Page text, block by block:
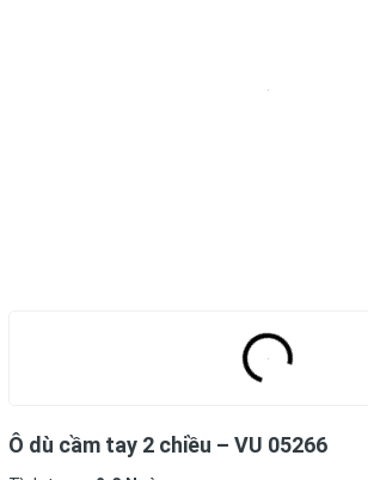
Ô dù cầm tay 2 chiều – VU 05266